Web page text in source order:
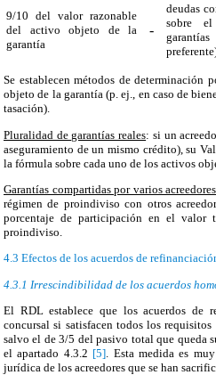
9/10 del valor razonable
del activo objeto de la
garantía
-
deudas
sobre
Se establecen métodos de
objeto de la garantía (p. ej., en caso de
tasación).
Pluralidad de garantías reales: si un
aseguramiento de un mismo crédito), su
la fórmula sobre cada uno de los activos
Garantías compartidas por varios
régimen de proindiviso con otros
porcentaje de participación en el
proindiviso.
4.3 Efectos de los acuerdos de
4.3.1 Irrescindibilidad de los acuerdos
El RDL establece que los acuerdos de
concursal si satisfacen todos los
salvo el de 3/5 del pasivo total que queda
el apartado 4.3.2 [5] . Esta medida es
jurídica de los acreedores que se han